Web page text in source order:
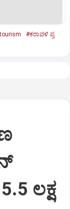
#ಕರಾವಳಿ ಪ್ರ
ಲಕ್ಷ